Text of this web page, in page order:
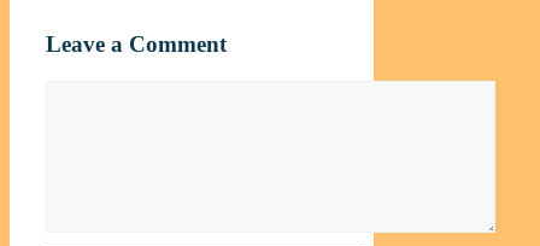
Leave a Comment